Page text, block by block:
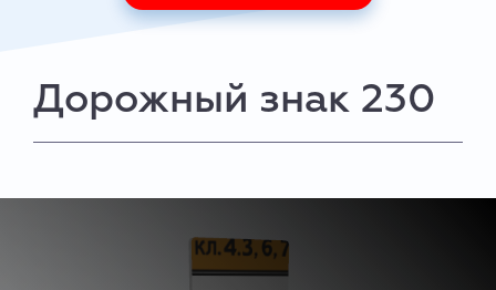
Дорожный знак 230